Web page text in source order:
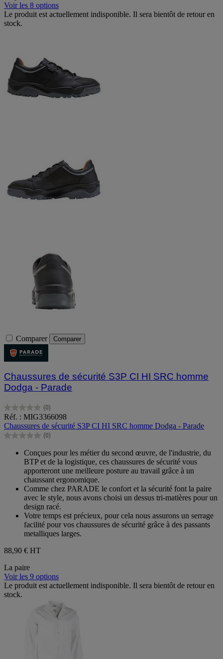
Voir les 8 options
Le produit est actuellement indisponible. Il sera bientôt de retour en
stock.
Comparer Comparer
Chaussures de sécurité S3P CI HI SRC homme
Dodga - Parade
(0)
0.0
sur
5
étoiles.
Réf. : MIG3366098
Chaussures de sécurité S3P CI HI SRC homme Dodga - Parade
(0)
0.0
étoiles.
Conçues pour les métier du second œuvre, de l'industrie, du
BTP et de la logistique, ces chaussures de sécurité vous
apporteront une meilleure posture au travail grâce à un
chaussant ergonomique.
Comme chez PARADE le confort et la sécurité font la paire
avec le style, nous avons choisi un dessus tri-matières pour un
design racé.
Votre temps est précieux, pour cela nous assurons un serrage
facilité pour vos chaussures de sécurité grâce à des passants
metalliques larges.
88,90 € HT
La paire
Voir les 9 options
Le produit est actuellement indisponible. Il sera bientôt de retour en
stock.